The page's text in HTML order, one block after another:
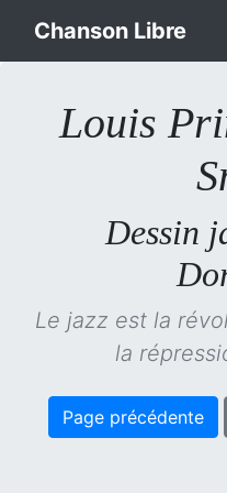
Chanson Libre
Louis
Dessin
Le jazz est la
la
Page précédente